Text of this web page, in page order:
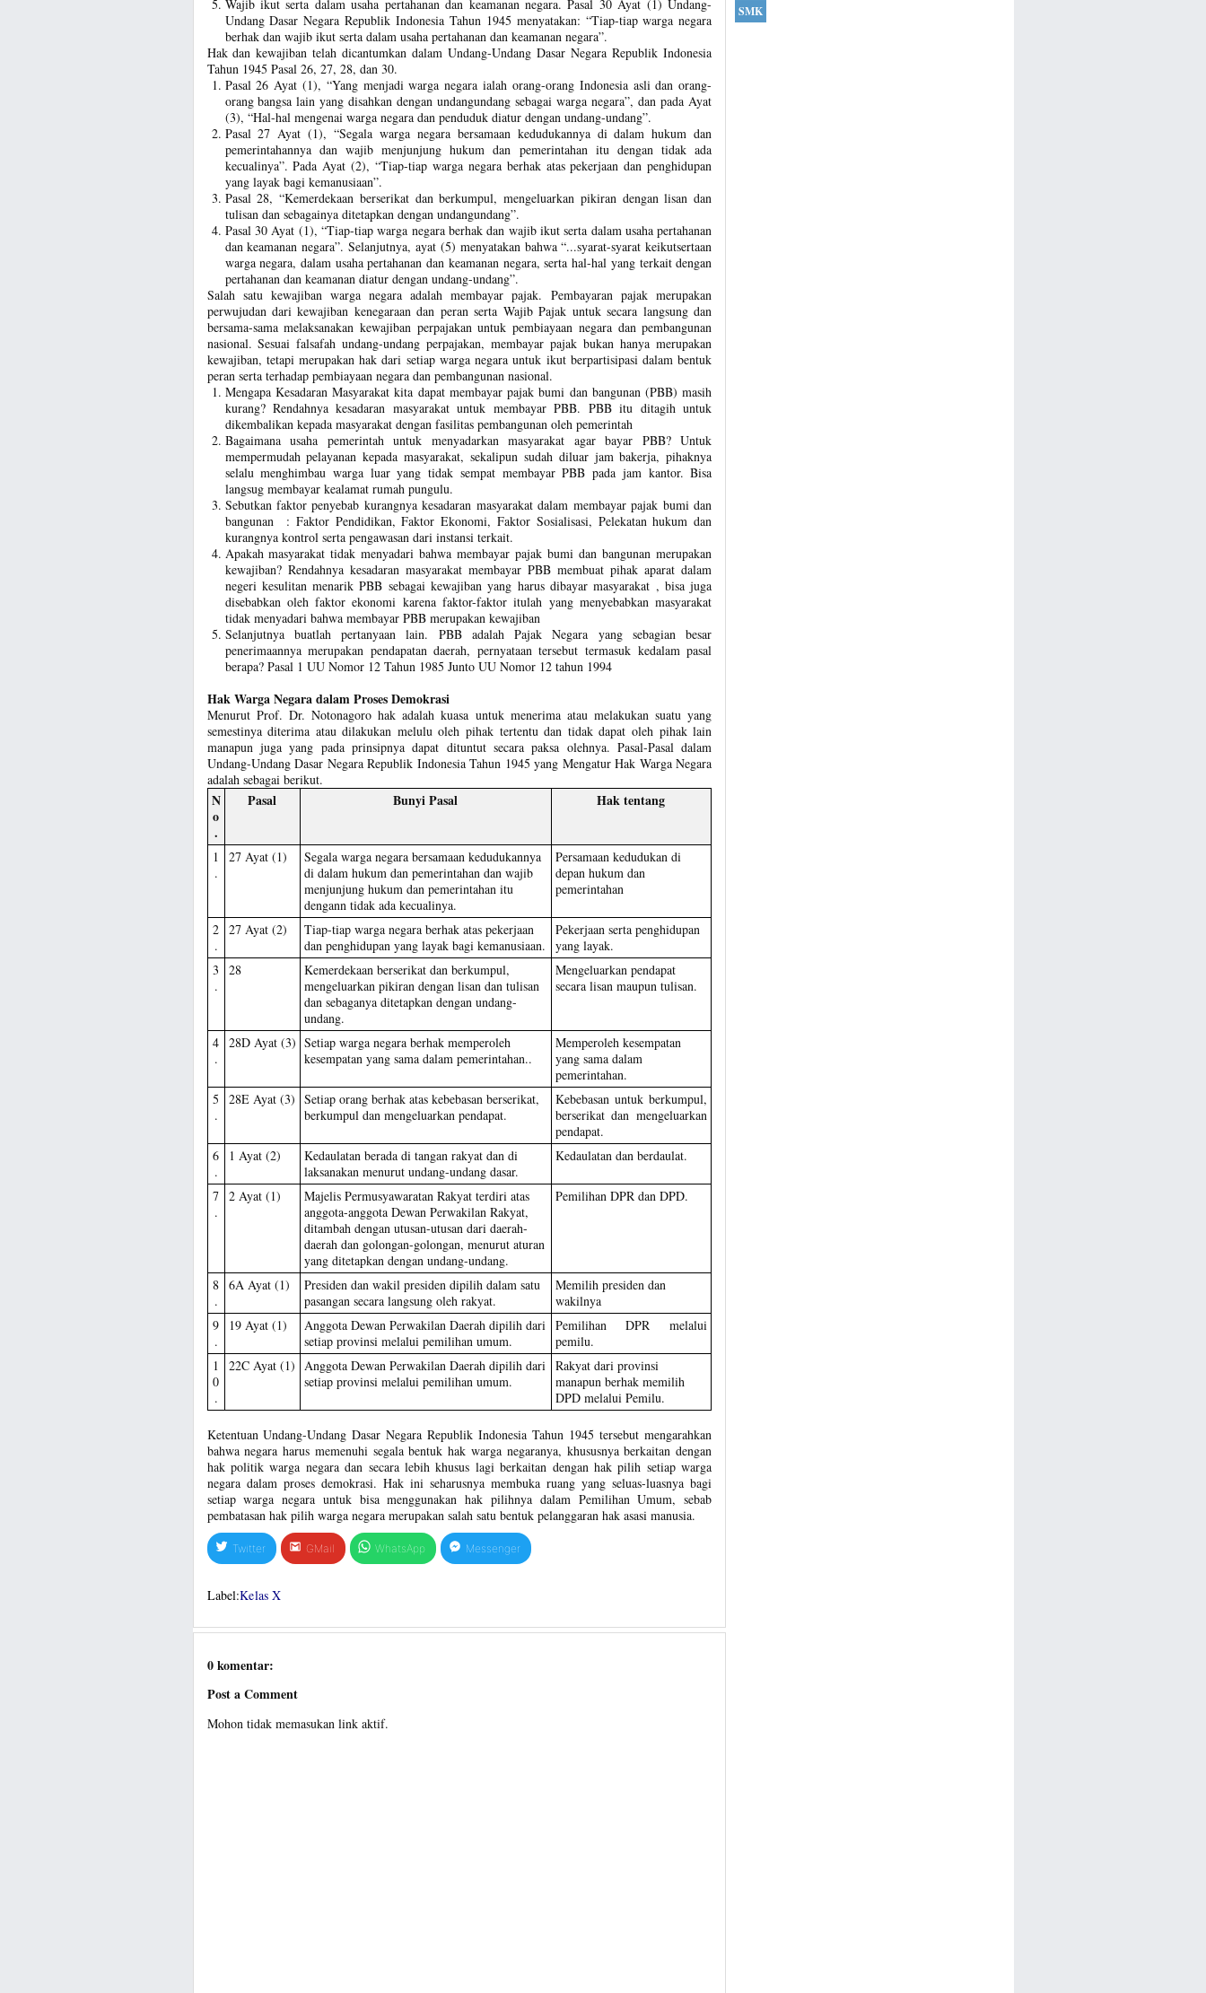
Wajib ikut serta dalam usaha pertahanan dan keamanan negara. Pasal 30 Ayat (1) Undang-
Undang Dasar Negara Republik Indonesia Tahun 1945 menyatakan: “Tiap-tiap warga negara
berhak dan wajib ikut serta dalam usaha pertahanan dan keamanan negara”.
Hak dan kewajiban telah dicantumkan dalam Undang-Undang Dasar Negara Republik Indonesia
Tahun 1945 Pasal 26, 27, 28, dan 30.
Pasal 26 Ayat (1), “Yang menjadi warga negara ialah orang-orang Indonesia asli dan orang-
orang bangsa lain yang disahkan dengan undangundang sebagai warga negara”, dan pada Ayat
(3), “Hal-hal mengenai warga negara dan penduduk diatur dengan undang-undang”.
Pasal 27 Ayat (1), “Segala warga negara bersamaan kedudukannya di dalam hukum dan
pemerintahannya dan wajib menjunjung hukum dan pemerintahan itu dengan tidak ada
kecualinya”. Pada Ayat (2), “Tiap-tiap warga negara berhak atas pekerjaan dan penghidupan
yang layak bagi kemanusiaan”.
Pasal 28, “Kemerdekaan berserikat dan berkumpul, mengeluarkan pikiran dengan lisan dan
tulisan dan sebagainya ditetapkan dengan undangundang”.
Pasal 30 Ayat (1), “Tiap-tiap warga negara berhak dan wajib ikut serta dalam usaha pertahanan
dan keamanan negara”. Selanjutnya, ayat (5) menyatakan bahwa “...syarat-syarat keikutsertaan
warga negara, dalam usaha pertahanan dan keamanan negara, serta hal-hal yang terkait dengan
pertahanan dan keamanan diatur dengan undang-undang”.
Salah satu kewajiban warga negara adalah membayar pajak. Pembayaran pajak merupakan
perwujudan dari kewajiban kenegaraan dan peran serta Wajib Pajak untuk secara langsung dan
bersama-sama melaksanakan kewajiban perpajakan untuk pembiayaan negara dan pembangunan
nasional. Sesuai falsafah undang-undang perpajakan, membayar pajak bukan hanya merupakan
kewajiban, tetapi merupakan hak dari setiap warga negara untuk ikut berpartisipasi dalam bentuk
peran serta terhadap pembiayaan negara dan pembangunan nasional.
Mengapa Kesadaran Masyarakat kita dapat membayar pajak bumi dan bangunan (PBB) masih
kurang? Rendahnya kesadaran masyarakat untuk membayar PBB. PBB itu ditagih untuk
dikembalikan kepada masyarakat dengan fasilitas pembangunan oleh pemerintah
Bagaimana usaha pemerintah untuk menyadarkan masyarakat agar bayar PBB? Untuk
mempermudah pelayanan kepada masyarakat, sekalipun sudah diluar jam bakerja, pihaknya
selalu menghimbau warga luar yang tidak sempat membayar PBB pada jam kantor. Bisa
langsug membayar kealamat rumah pungulu.
Sebutkan faktor penyebab kurangnya kesadaran masyarakat dalam membayar pajak bumi dan
bangunan : Faktor Pendidikan, Faktor Ekonomi, Faktor Sosialisasi, Pelekatan hukum dan
kurangnya kontrol serta pengawasan dari instansi terkait.
Apakah masyarakat tidak menyadari bahwa membayar pajak bumi dan bangunan merupakan
kewajiban? Rendahnya kesadaran masyarakat membayar PBB membuat pihak aparat dalam
negeri kesulitan menarik PBB sebagai kewajiban yang harus dibayar masyarakat , bisa juga
disebabkan oleh faktor ekonomi karena faktor-faktor itulah yang menyebabkan masyarakat
tidak menyadari bahwa membayar PBB merupakan kewajiban
Selanjutnya buatlah pertanyaan lain. PBB adalah Pajak Negara yang sebagian besar
penerimaannya merupakan pendapatan daerah, pernyataan tersebut termasuk kedalam pasal
berapa? Pasal 1 UU Nomor 12 Tahun 1985 Junto UU Nomor 12 tahun 1994
Hak Warga Negara dalam Proses Demokrasi
Menurut Prof. Dr. Notonagoro hak adalah kuasa untuk menerima atau melakukan suatu yang
semestinya diterima atau dilakukan melulu oleh pihak tertentu dan tidak dapat oleh pihak lain
manapun juga yang pada prinsipnya dapat dituntut secara paksa olehnya. Pasal-Pasal dalam
Undang-Undang Dasar Negara Republik Indonesia Tahun 1945 yang Mengatur Hak Warga Negara
adalah sebagai berikut.
N
o
.
Pasal Bunyi Pasal Hak tentang
1
.
27 Ayat (1)
Segala warga negara bersamaan kedudukannya
di dalam hukum dan pemerintahan dan wajib
menjunjung hukum dan pemerintahan itu
dengann tidak ada kecualinya.
Persamaan kedudukan di
depan hukum dan
pemerintahan
2
.
27 Ayat (2)
Tiap-tiap warga negara berhak atas pekerjaan
dan penghidupan yang layak bagi kemanusiaan.
Pekerjaan serta penghidupan
yang layak.
3
.
28
Kemerdekaan berserikat dan berkumpul,
mengeluarkan pikiran dengan lisan dan tulisan
dan sebaganya ditetapkan dengan undang-
undang.
Mengeluarkan pendapat
secara lisan maupun tulisan.
4
.
28D Ayat (3) Setiap warga negara berhak memperoleh
kesempatan yang sama dalam pemerintahan..
Memperoleh kesempatan
yang sama dalam
pemerintahan.
5
.
28E Ayat (3) Setiap orang berhak atas kebebasan berserikat,
berkumpul dan mengeluarkan pendapat.
Kebebasan untuk berkumpul,
berserikat dan mengeluarkan
pendapat.
6
.
1 Ayat (2)
Kedaulatan berada di tangan rakyat dan di
laksanakan menurut undang-undang dasar.
Kedaulatan dan berdaulat.
7
.
2 Ayat (1)
Majelis Permusyawaratan Rakyat terdiri atas
anggota-anggota Dewan Perwakilan Rakyat,
ditambah dengan utusan-utusan dari daerah-
daerah dan golongan-golongan, menurut aturan
yang ditetapkan dengan undang-undang.
Pemilihan DPR dan DPD.
8
.
6A Ayat (1)
Presiden dan wakil presiden dipilih dalam satu
pasangan secara langsung oleh rakyat.
Memilih presiden dan
wakilnya
9
.
19 Ayat (1)
Anggota Dewan Perwakilan Daerah dipilih dari
setiap provinsi melalui pemilihan umum.
Pemilihan DPR melalui
pemilu.
1
0
.
22C Ayat (1) Anggota Dewan Perwakilan Daerah dipilih dari
setiap provinsi melalui pemilihan umum.
Rakyat dari provinsi
manapun berhak memilih
DPD melalui Pemilu.
Ketentuan Undang-Undang Dasar Negara Republik Indonesia Tahun 1945 tersebut mengarahkan
bahwa negara harus memenuhi segala bentuk hak warga negaranya, khususnya berkaitan dengan
hak politik warga negara dan secara lebih khusus lagi berkaitan dengan hak pilih setiap warga
negara dalam proses demokrasi. Hak ini seharusnya membuka ruang yang seluas-luasnya bagi
setiap warga negara untuk bisa menggunakan hak pilihnya dalam Pemilihan Umum, sebab
pembatasan hak pilih warga negara merupakan salah satu bentuk pelanggaran hak asasi manusia.
Twitter GMail WhatsApp Messenger
Label:Kelas X
0 komentar:
Post a Comment
Mohon tidak memasukan link aktif.
SMK